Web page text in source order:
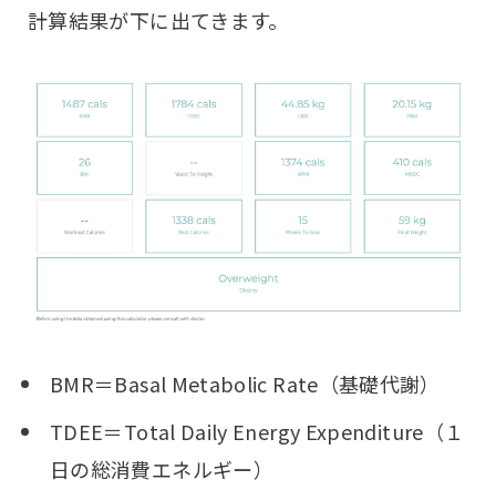
計算結果が下に出てきます。
BMR＝Basal Metabolic Rate（基礎代謝）
TDEE＝Total Daily Energy Expenditure（１
日の総消費エネルギー）